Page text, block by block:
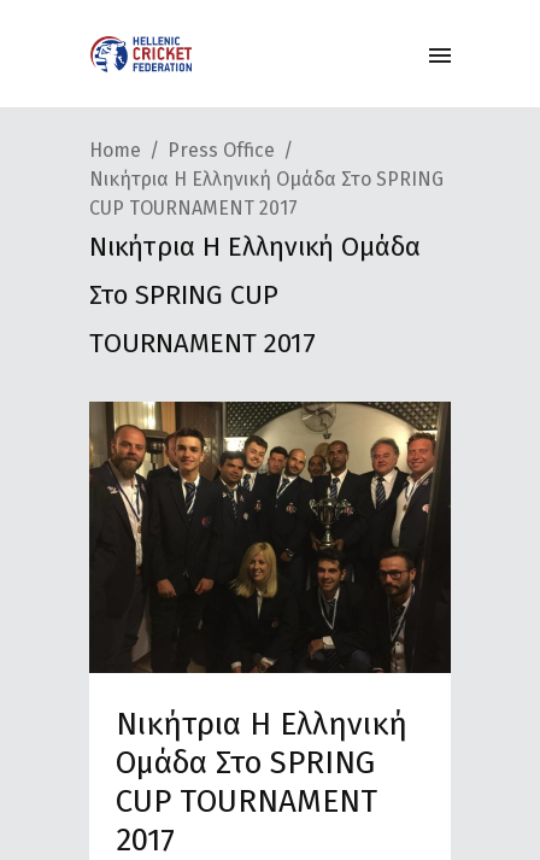
Home
Press Office
Νικήτρια Η Ελληνική Ομάδα Στο SPRING
CUP ΤOURNAMENT 2017
Νικήτρια Η Ελληνική Ομάδα
Στο SPRING CUP
ΤOURNAMENT 2017
Νικήτρια Η Ελληνική
Ομάδα Στο SPRING
CUP ΤOURNAMENT
2017